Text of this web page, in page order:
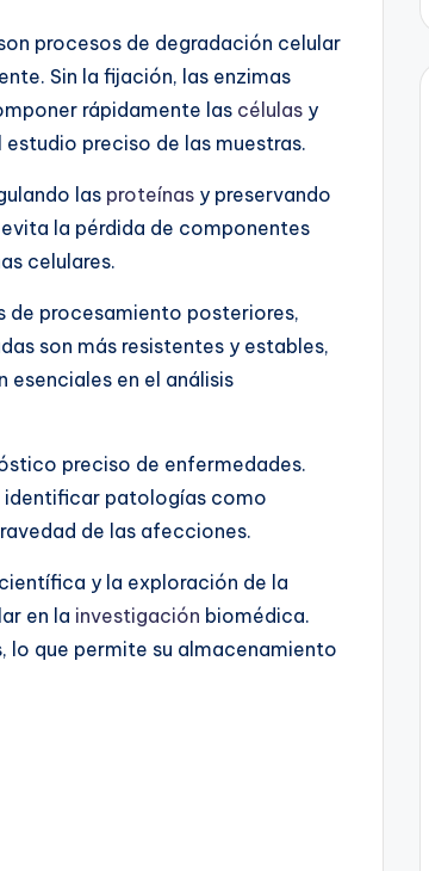
procesos de degradación celular
Sin la fijación, las enzimas
rápidamente las células y
preciso de las muestras.
las proteínas y preservando
la pérdida de componentes
celulares.
de procesamiento posteriores,
son más resistentes y estables,
en el análisis
preciso de enfermedades.
identificar patologías como
de las afecciones.
científica y la exploración de la
en la investigación biomédica.
lo que permite su almacenamiento